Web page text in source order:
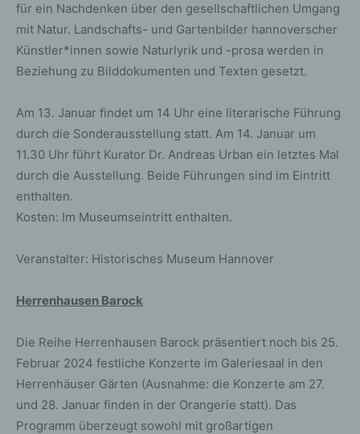
für ein Nachdenken über den gesellschaftlichen Umgang
mit Natur. Landschafts- und Gartenbilder hannoverscher
Künstler*innen sowie Naturlyrik und -prosa werden in
Beziehung zu Bilddokumenten und Texten gesetzt.
Am 13. Januar findet um 14 Uhr eine literarische Führung
durch die Sonderausstellung statt. Am 14. Januar um
11.30 Uhr führt Kurator Dr. Andreas Urban ein letztes Mal
durch die Ausstellung. Beide Führungen sind im Eintritt
enthalten.
Kosten: Im Museumseintritt enthalten.
Veranstalter: Historisches Museum Hannover
Herrenhausen Barock
Die Reihe Herrenhausen Barock präsentiert noch bis 25.
Februar 2024 festliche Konzerte im Galeriesaal in den
Herrenhäuser Gärten (Ausnahme: die Konzerte am 27.
und 28. Januar finden in der Orangerie statt). Das
Programm überzeugt sowohl mit großartigen